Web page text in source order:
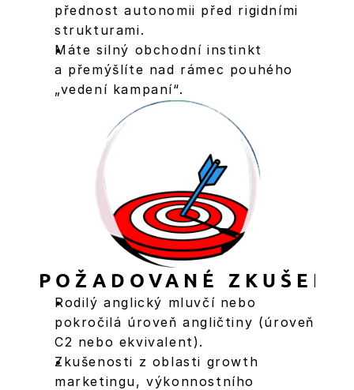
přednost autonomii před rigidními
strukturami.
Máte silný obchodní instinkt
a přemýšlíte nad rámec pouhého
„vedení kampaní“.
POŽADOVANÉ
Rodilý anglický mluvčí nebo
pokročilá úroveň angličtiny (úroveň
C2 nebo ekvivalent).
Zkušenosti z oblasti growth
marketingu, výkonnostního